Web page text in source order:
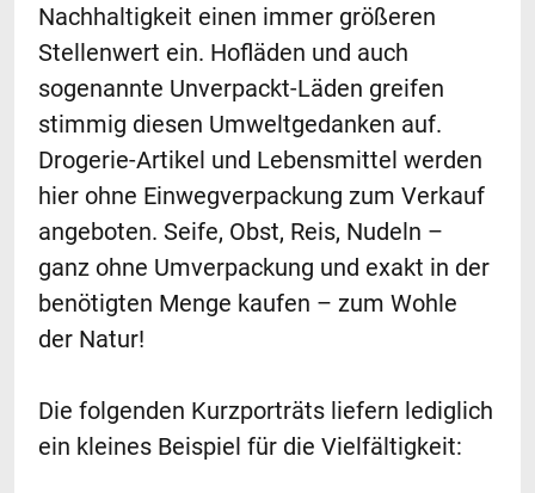
Nachhaltigkeit einen immer größeren
Stellenwert ein. Hofläden und auch
sogenannte Unverpackt-Läden greifen
stimmig diesen Umweltgedanken auf.
Drogerie-Artikel und Lebensmittel werden
hier ohne Einwegverpackung zum Verkauf
angeboten. Seife, Obst, Reis, Nudeln –
ganz ohne Umverpackung und exakt in der
benötigten Menge kaufen – zum Wohle
der Natur!
Die folgenden Kurzporträts liefern lediglich
ein kleines Beispiel für die Vielfältigkeit: